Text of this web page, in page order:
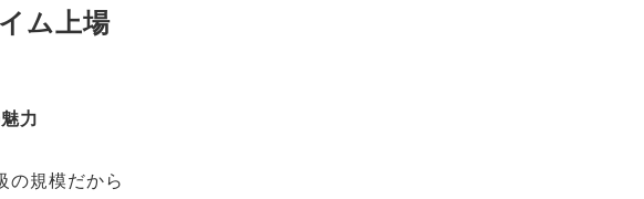
ム上場
力
の規模だから